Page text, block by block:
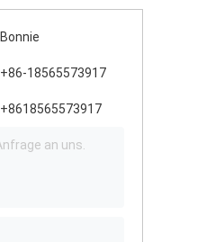
Bonnie
+86-18565573917
+8618565573917